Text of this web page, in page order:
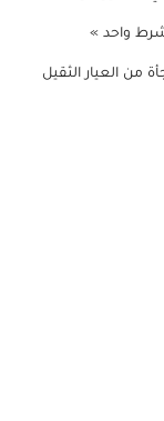
واحد »
من العيار الثقيل